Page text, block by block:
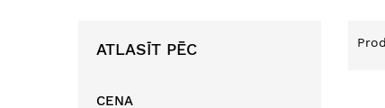
ATLASĪT PĒC
CENA